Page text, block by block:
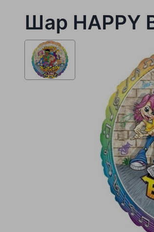
Шар HAPPY